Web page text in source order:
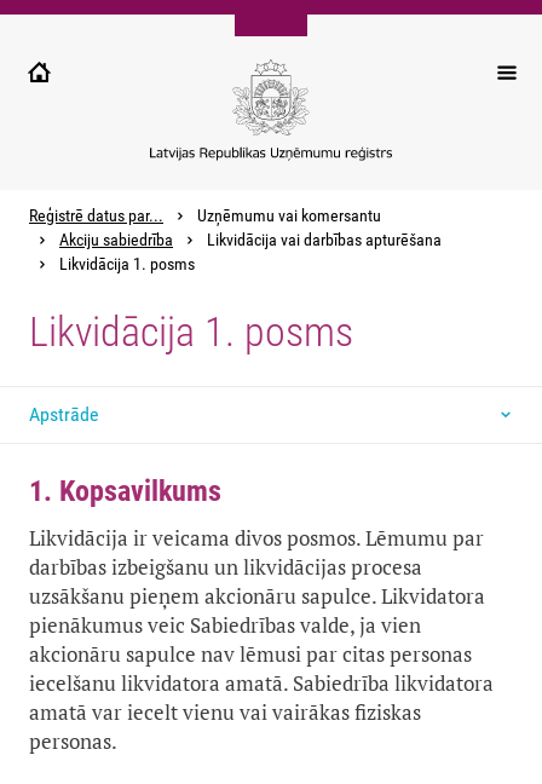
Pārlekt
galveno
Reģistrē datus par...
Uzņēmumu vai komersantu
Akciju sabiedrība
Likvidācija vai darbības apturēšana
Likvidācija 1. posms
Likvidācija 1. posms
Apstrāde
1. Kopsavilkums
Likvidācija ir veicama divos posmos. Lēmumu par
darbības izbeigšanu un likvidācijas procesa
uzsākšanu pieņem akcionāru sapulce. Likvidatora
pienākumus veic Sabiedrības valde, ja vien
akcionāru sapulce nav lēmusi par citas personas
iecelšanu likvidatora amatā. Sabiedrība likvidatora
amatā var iecelt vienu vai vairākas fiziskas
personas.